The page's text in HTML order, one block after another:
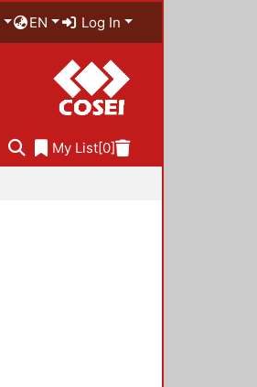
EN Log In
My List[0]